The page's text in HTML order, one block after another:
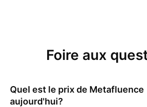
Foire aux
Quel est le prix de Metafluence
aujourd'hui?